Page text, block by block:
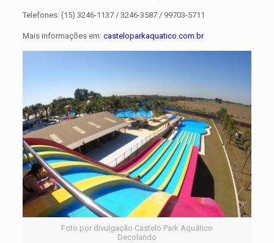
Telefones: (15) 3246-1137 / 3246-3587 / 99703-5711
Mais informações em: casteloparkaquatico.com.br
Foto por divulgação Castelo Park Aquático
Decolando